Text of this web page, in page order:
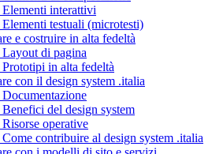
interattivi
testuali (microtesti)
e costruire in alta fedeltà
di pagina
in alta fedeltà
con il design system .italia
del design system
operative
contribuire al design system .italia